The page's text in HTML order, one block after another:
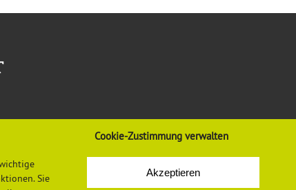
Cookie-Zustimmung verwalten
Sie
Akzeptieren
VORSCHRIFTEN & REGELWERK
Gesetze, Verordnungen, Regeln
Vorschriften und Regelwerk der DGUV
INFORMATIONEN